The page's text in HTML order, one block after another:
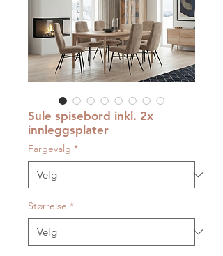
Sule spisebord inkl. 2x
innleggsplater
Fargevalg *
Størrelse *